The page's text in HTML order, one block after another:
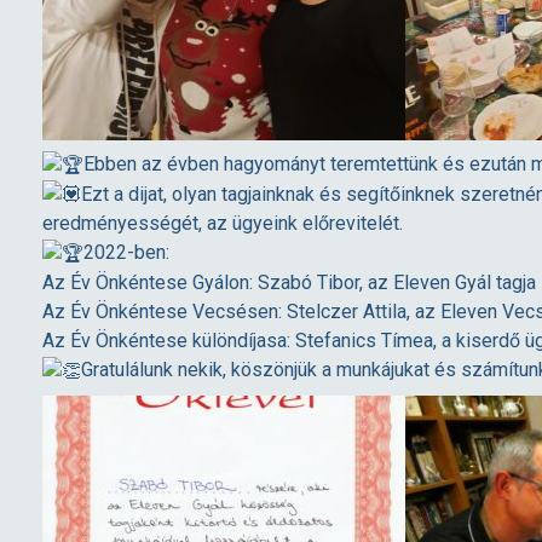
r
ó
é
s
„
A
z
É
Ebben az évben hagyományt teremtettünk és
Ezt a dijat, olyan tagjainknak és segítőinknek
eredményességét, az ügyeink előrevitelét.
2022-ben:
Az Év Önkéntese Gyálon: Szabó Tibor, az Eleven Gyál tagja
Az Év Önkéntese Vecsésen: Stelczer Attila, az Eleven
Az Év Önkéntese különdíjasa: Stefanics Tímea, a kiserdő
Gratulálunk nekik, köszönjük a munkájukat és